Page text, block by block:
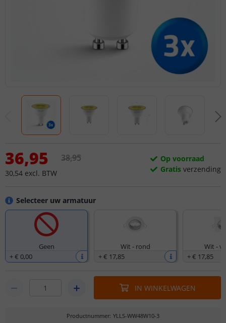
Selecteer uw armatuur
Geen
+€ 0,00
Wit - rond
+€ 17,85
Wit -
+€ 17,85
36,95
30,54 excl. BTW
38,95
Op voorraad
Gratis verzending
IN WINKELWAGEN
Productnummer: YLLS-WW48W10-3